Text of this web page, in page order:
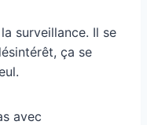
surveillance. Il se
ça se
avec